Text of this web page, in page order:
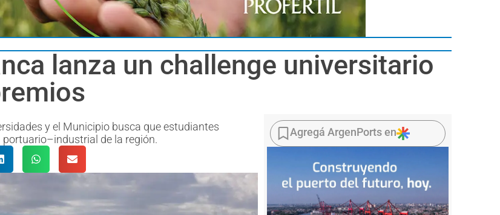
lanza un challenge universitario
y el Municipio busca que estudiantes
de la región.
Agregá ArgenPorts en